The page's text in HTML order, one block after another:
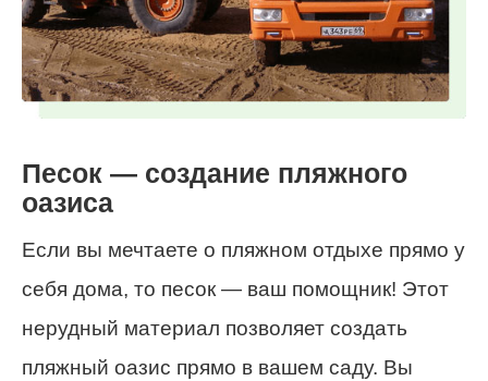
Песок — создание пляжного
оазиса
Если вы мечтаете о пляжном отдыхе прямо у
себя дома, то песок — ваш помощник! Этот
нерудный материал позволяет создать
пляжный оазис прямо в вашем саду. Вы